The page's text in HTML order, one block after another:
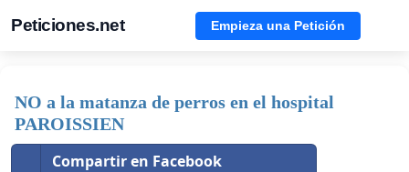
Peticiones.net Empieza una Petición
NO a la matanza de perros en el hospital
PAROISSIEN
Compartir en Facebook